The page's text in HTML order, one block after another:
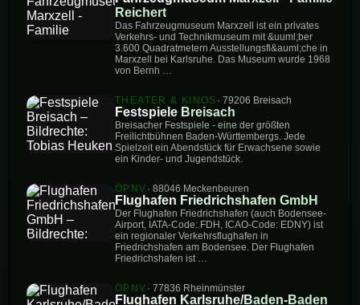
Reichert
Das Fahrzeugmuseum Marxzell ist ein privates
Verkehrs- und Technikmuseum mit &uuml;ber
3.600 Quadratmetern Ausstellungsfl&auml;che in
Marxzell bei Karlsruhe. Das Museum wurde 1968
von Bernh …
THEATER & KINOS · 79206 Breisach
Festspiele Breisach
Breisacher Festspiele - eine der größten
Freilichtbühnen Baden-Württembergs. Jede
Spielzeit ein Abendstück für Erwachsene sowie
ein Kinder- und Jugendstück.
ÖPNV · 88046 Meckenbeuren
Flughafen Friedrichshafen GmbH
Der Flughafen Friedrichshafen (auch Bodensee-
Airport, IATA-Code: FDH, ICAO-Code: EDNY) ist
ein regionaler Verkehrsflughafen in
Friedrichshafen am Bodensee. Der Flughafen
Friedrichshafen ist …
ÖPNV · 77836 Rheinmünster
Flughafen Karlsruhe/Baden-Baden